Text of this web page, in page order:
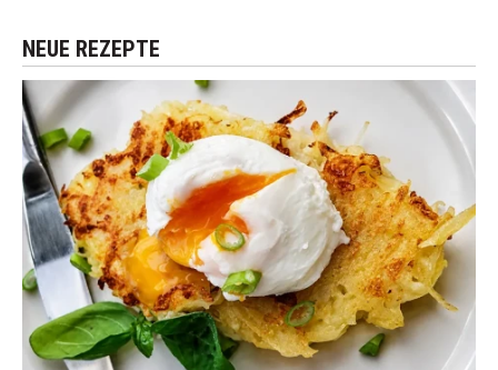
NEUE REZEPTE